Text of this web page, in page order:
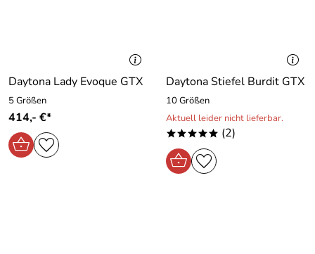
Daytona Lady Evoque GTX
5 Größen
414,- €*
Daytona Stiefel Burdit GTX
10 Größen
Aktuell leider nicht lieferbar.
***** (2)